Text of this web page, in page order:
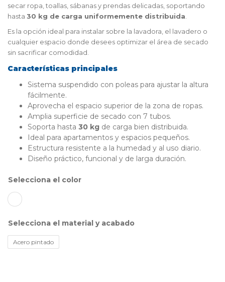
secar ropa, toallas, sábanas y prendas delicadas, soportando
hasta 30 kg de carga uniformemente distribuida.
Es la opción ideal para instalar sobre la lavadora, el lavadero o
cualquier espacio donde desees optimizar el área de secado
sin sacrificar comodidad.
Características principales
Sistema suspendido con poleas para ajustar la altura
fácilmente.
Aprovecha el espacio superior de la zona de ropas.
Amplia superficie de secado con 7 tubos.
Soporta hasta 30 kg de carga bien distribuida.
Ideal para apartamentos y espacios pequeños.
Estructura resistente a la humedad y al uso diario.
Diseño práctico, funcional y de larga duración.
color
material y acabado
Acero pintado